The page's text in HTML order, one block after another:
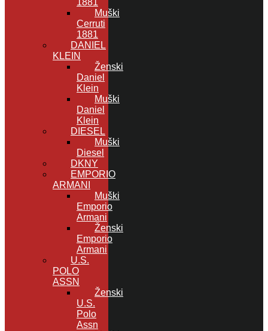
Muški
Cerruti
1881
DANIEL
KLEIN
Ženski
Daniel
Klein
Muški
Daniel
Klein
DIESEL
Muški
Diesel
DKNY
EMPORIO
ARMANI
Muški
Emporio
Armani
Ženski
Emporio
Armani
U.S.
POLO
ASSN
Ženski
U.S.
Polo
Assn